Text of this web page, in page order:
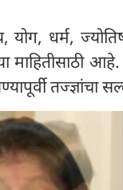
धर्म,
आहे.
तज्ज्ञांचा